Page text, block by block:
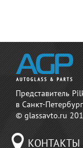
Представитель
в Санкт-
© glassavto.ru
КОНТАКТЫ